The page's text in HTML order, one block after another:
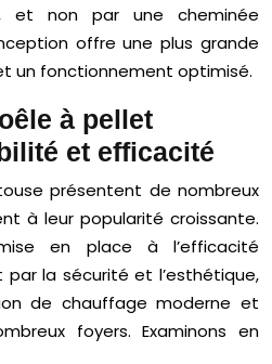
et non par une cheminée
offre une plus grande
un fonctionnement optimisé.
à pellet
et efficacité
présentent de nombreux
à leur popularité croissante.
en place à l’efficacité
la sécurité et l’esthétique,
de chauffage moderne et
foyers. Examinons en